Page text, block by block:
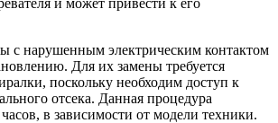
нарушенным электрическим контактом
Для их замены требуется
поскольку необходим доступ к
отсека. Данная процедура
в зависимости от модели техники.